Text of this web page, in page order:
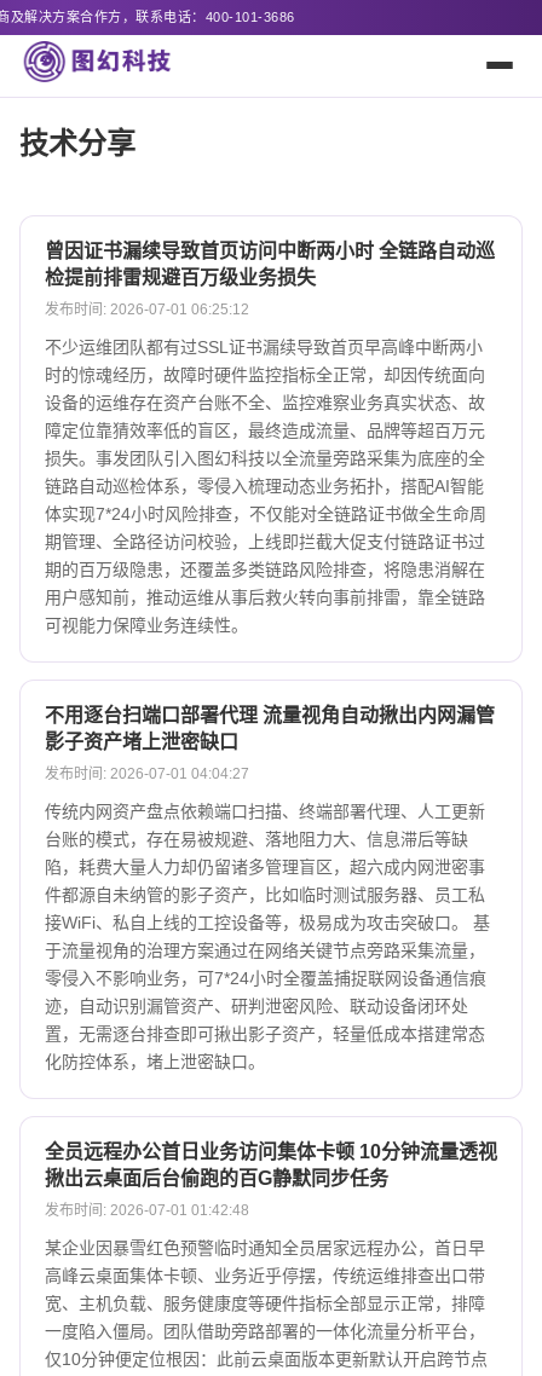
决方案合作方，联系电话：400-101-3686
技术分享
曾因证书漏续导致首页访问中断两小时 全链路自动巡
检提前排雷规避百万级业务损失
发布时间: 2026-07-01 06:25:12
不少运维团队都有过SSL证书漏续导致首页早高峰中断两小
时的惊魂经历，故障时硬件监控指标全正常，却因传统面向
设备的运维存在资产台账不全、监控难察业务真实状态、故
障定位靠猜效率低的盲区，最终造成流量、品牌等超百万元
损失。事发团队引入图幻科技以全流量旁路采集为底座的全
链路自动巡检体系，零侵入梳理动态业务拓扑，搭配AI智能
体实现7*24小时风险排查，不仅能对全链路证书做全生命周
期管理、全路径访问校验，上线即拦截大促支付链路证书过
期的百万级隐患，还覆盖多类链路风险排查，将隐患消解在
用户感知前，推动运维从事后救火转向事前排雷，靠全链路
可视能力保障业务连续性。
不用逐台扫端口部署代理 流量视角自动揪出内网漏管
影子资产堵上泄密缺口
发布时间: 2026-07-01 04:04:27
传统内网资产盘点依赖端口扫描、终端部署代理、人工更新
台账的模式，存在易被规避、落地阻力大、信息滞后等缺
陷，耗费大量人力却仍留诸多管理盲区，超六成内网泄密事
件都源自未纳管的影子资产，比如临时测试服务器、员工私
接WiFi、私自上线的工控设备等，极易成为攻击突破口。 基
于流量视角的治理方案通过在网络关键节点旁路采集流量，
零侵入不影响业务，可7*24小时全覆盖捕捉联网设备通信痕
迹，自动识别漏管资产、研判泄密风险、联动设备闭环处
置，无需逐台排查即可揪出影子资产，轻量低成本搭建常态
化防控体系，堵上泄密缺口。
全员远程办公首日业务访问集体卡顿 10分钟流量透视
揪出云桌面后台偷跑的百G静默同步任务
发布时间: 2026-07-01 01:42:48
某企业因暴雪红色预警临时通知全员居家远程办公，首日早
高峰云桌面集体卡顿、业务近乎停摆，传统运维排查出口带
宽、主机负载、服务健康度等硬件指标全部显示正常，排障
一度陷入僵局。团队借助旁路部署的一体化流量分析平台，
仅10分钟便定位根因：此前云桌面版本更新默认开启跨节点